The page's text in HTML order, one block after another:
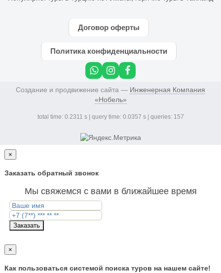
Договор оферты
Политика конфиденциальности
Создание и продвижение сайта — Инженерная Компания
«Нобель»
total time: 0.2311 s | query time: 0.0357 s | queries: 157
×
Заказать обратный звонок
Мы свяжемся с вами в ближайшее время
Заказать
×
Как пользоваться системой поиска туров на нашем сайте!